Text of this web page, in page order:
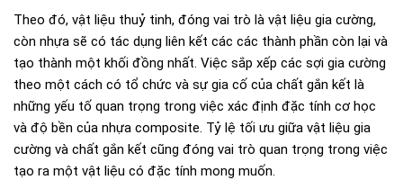
Theo đó, vật liệu thuỷ tinh, đóng vai trò là vật liệu gia cường,
còn nhựa sẽ có tác dụng liên kết các các thành phần còn lại và
tạo thành một khối đồng nhất. Việc sắp xếp các sợi gia cường
theo một cách có tổ chức và sự gia cố của chất gắn kết là
những yếu tố quan trọng trong việc xác định đặc tính cơ học
và độ bền của nhựa composite. Tỷ lệ tối ưu giữa vật liệu gia
cường và chất gắn kết cũng đóng vai trò quan trọng trong việc
tạo ra một vật liệu có đặc tính mong muốn.